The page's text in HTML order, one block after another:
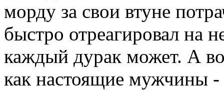
морду за свои втуне
быстро отреагировал на
каждый дурак может. А
как настоящие мужчины -